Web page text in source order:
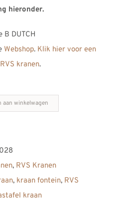
hieronder.
B DUTCH
Webshop. Klik hier voor een
kranen.
aan winkelwagen
, RVS Kranen
, kraan fontein, RVS
kraan